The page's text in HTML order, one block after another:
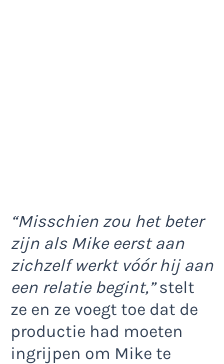
“Misschien zou het beter
zijn als Mike eerst aan
zichzelf werkt vóór hij aan
een relatie begint,”stelt
ze en ze voegt toe dat de
productie had moeten
ingrijpen om Mike te